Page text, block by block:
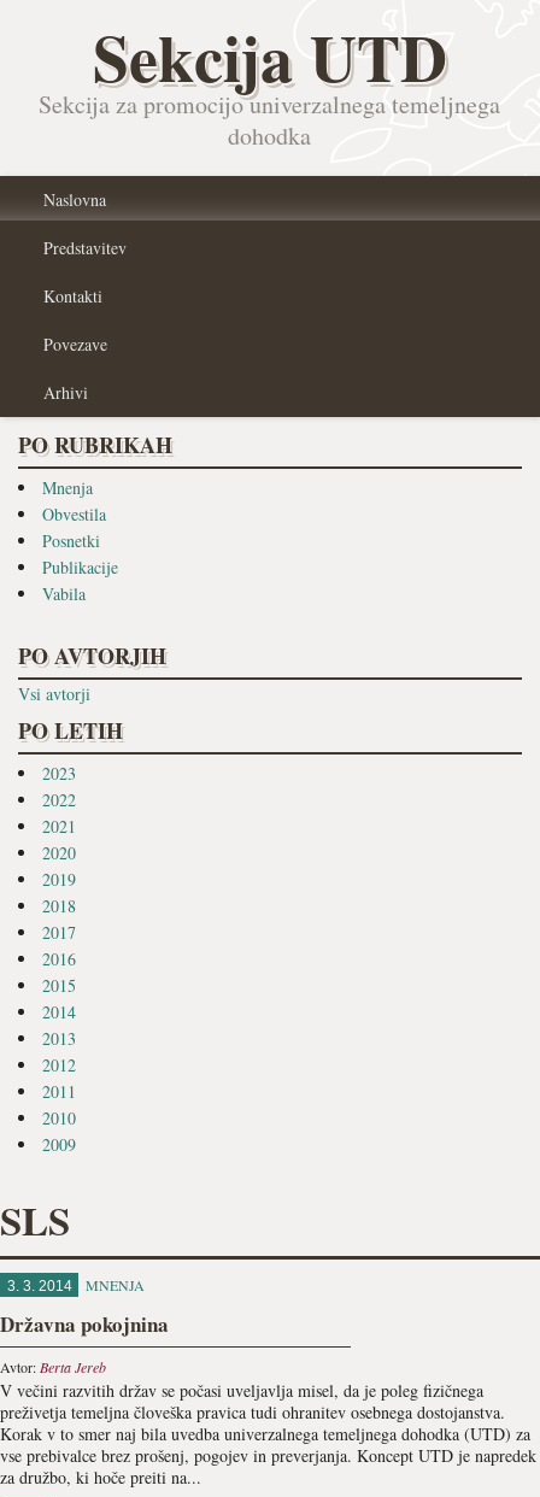
Sekcija UTD
Sekcija za promocijo univerzalnega temeljnega
dohodka
Naslovna
Predstavitev
Kontakti
Povezave
Arhivi
PO RUBRIKAH
Mnenja
Obvestila
Posnetki
Publikacije
Vabila
PO AVTORJIH
Vsi avtorji
PO LETIH
2023
2022
2021
2020
2019
2018
2017
2016
2015
2014
2013
2012
2011
2010
2009
SLS
3. 3. 2014 MNENJA
Državna pokojnina
Avtor: Berta Jereb
V večini razvitih držav se počasi uveljavlja misel, da je poleg fizičnega
preživetja temeljna človeška pravica tudi ohranitev osebnega dostojanstva.
Korak v to smer naj bila uvedba univerzalnega temeljnega dohodka (UTD) za
vse prebivalce brez prošenj, pogojev in preverjanja. Koncept UTD je napredek
za družbo, ki hoče preiti na...